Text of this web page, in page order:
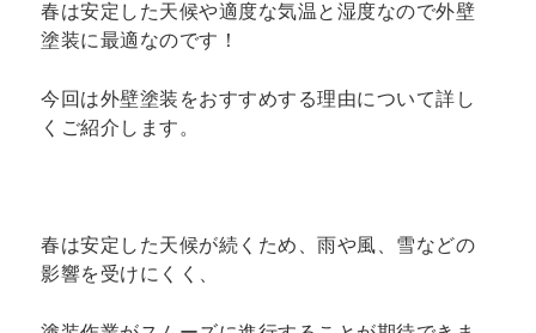
春は安定した天候や適度な気温と湿度なので外壁
塗装に最適なのです！
今回は外壁塗装をおすすめする理由について詳し
くご紹介します。
春は安定した天候が続くため、雨や風、雪などの
影響を受けにくく、